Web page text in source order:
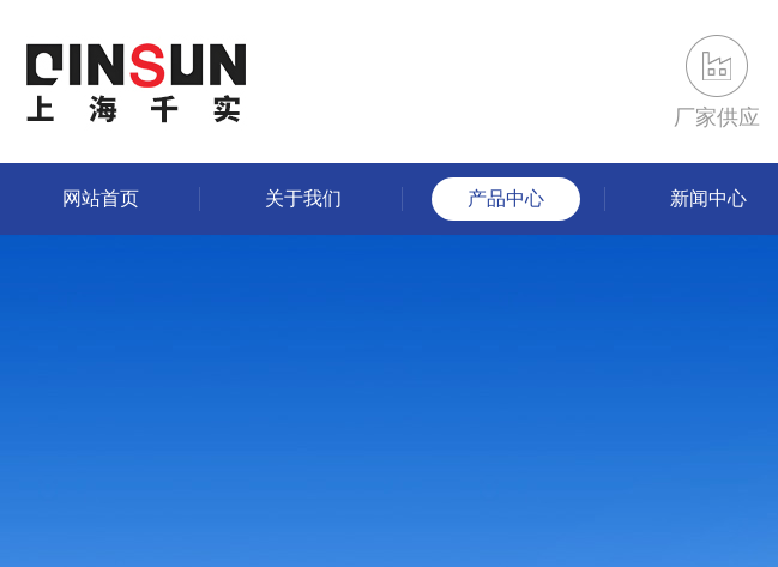
厂家供应
网站首页 关于我们 产品中心 新闻中心